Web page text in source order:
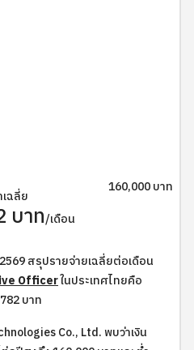
160,000 บาท
เฉลี่ย
บาท/เดือน
สรุปรายจ่ายเฉลี่ยต่อเดือน
Officerในประเทศไทยคือ
บาท
Co., Ltd. พบว่าเงิน